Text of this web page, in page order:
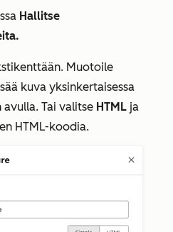
Hallitse
Muotoile
kuva yksinkertaisessa
Tai valitse HTML ja
HTML-koodia.